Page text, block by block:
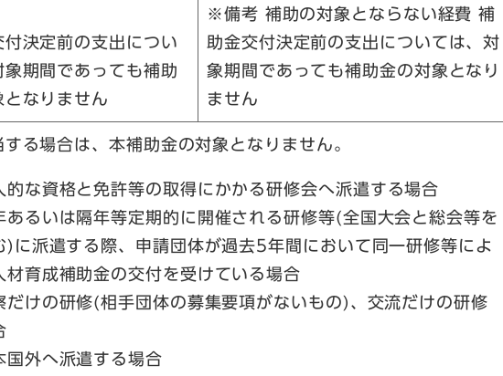
付決定前の支出につい
象期間であっても補助
となりません
※備考 補助の対象とならない経費 補
助金交付決定前の支出については、対
象期間であっても補助金の対象となり
ません
る場合は、本補助金の対象となりません。
的な資格と免許等の取得にかかる研修会へ派遣する場合
あるいは隔年等定期的に開催される研修等(全国大会と総会等を
)に派遣する際、申請団体が過去5年間において同一研修等によ
材育成補助金の交付を受けている場合
だけの研修(相手団体の募集要項がないもの)、交流だけの研修
国外へ派遣する場合